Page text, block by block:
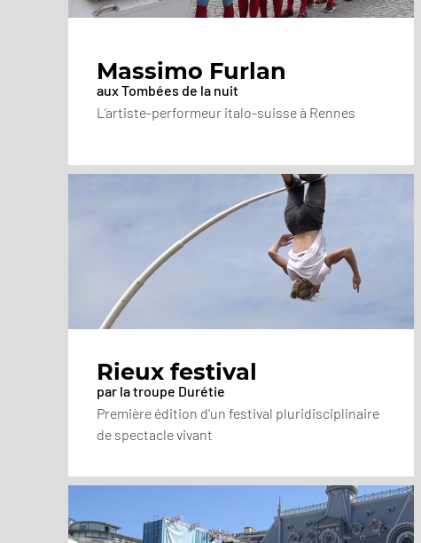
Massimo Furlan
aux Tombées de la nuit
L’artiste-performeur italo-suisse à Rennes
Rieux festival
par la troupe Durétie
Première édition d'un festival pluridisciplinaire
de spectacle vivant